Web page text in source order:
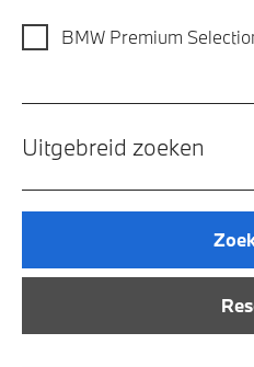
BMW Premium
Uitgebreid zoeken